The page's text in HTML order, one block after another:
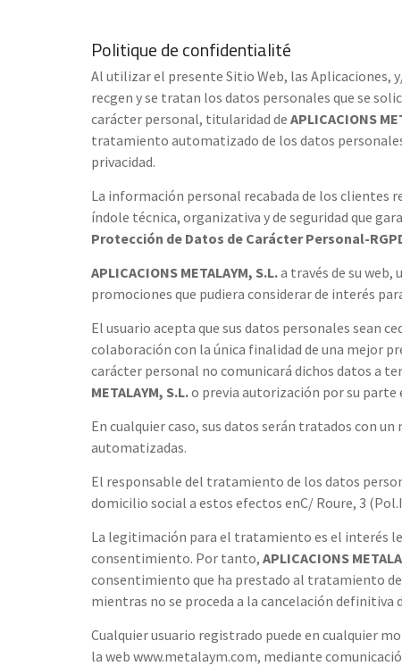
Politique de confidentialité
Al utilizar el presente Sitio Web, las Aplicaciones,
recgen y se tratan los datos personales que se
carácter personal, titularidad de APLICACIONS
tratamiento automatizado de los datos
privacidad.
La información personal recabada de los clientes
índole técnica, organizativa y de seguridad que
Protección de Datos de Carácter Personal-
APLICACIONS METALAYM, S.L.a través de su
promociones que pudiera considerar de interés
El usuario acepta que sus datos personales sean
colaboración con la única finalidad de una mejor
carácter personal no comunicará dichos datos a
METALAYM, S.L.o previa autorización por su parte
En cualquier caso, sus datos serán tratados con
automatizadas.
El responsable del tratamiento de los datos
domicilio social a estos efectos enC/ Roure, 3
La legitimación para el tratamiento es el interés
consentimiento. Por tanto, APLICACIONS
consentimiento que ha prestado al tratamiento de
mientras no se proceda a la cancelación definitiva
Cualquier usuario registrado puede en cualquier
la web www.metalaym.com, mediante